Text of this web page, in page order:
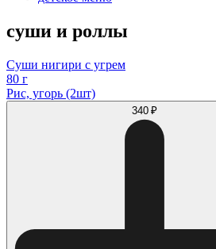
суши и роллы
Суши нигири с угрем
80 г
Рис, угорь (2шт)
340 ₽